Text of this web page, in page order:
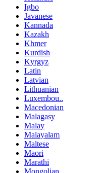
Igbo
Javanese
Kannada
Kazakh
Khmer
Kurdish
Kyrgyz
Latin
Latvian
Lithuanian
Luxembou..
Macedonian
Malagasy
Malay
Malayalam
Maltese
Maori
Marathi